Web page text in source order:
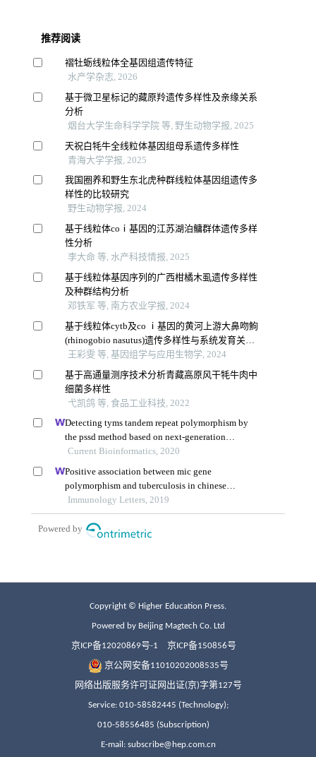
Copyright © Higher Education Press.
Powered by Beijing Magtech Co. Ltd
京ICP备12020869号-1 京ICP备150856号
京公网安备11010202008535号
网络出版服务许可证网出证(京)字第127号
Service: 010-58582445 (Technology);
010-58556485 (Subscription)
E-mail: subscribe@hep.com.cn